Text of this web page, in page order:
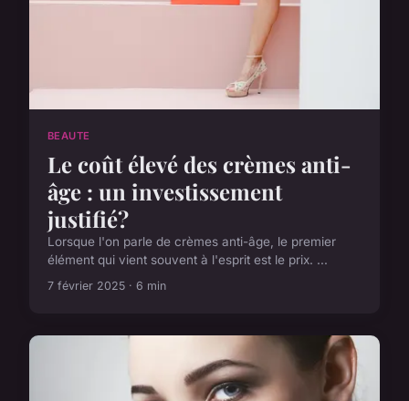
BEAUTE
Le coût élevé des crèmes anti-
âge : un investissement
justifié?
Lorsque l'on parle de crèmes anti-âge, le premier
élément qui vient souvent à l'esprit est le prix. ...
7 février 2025 · 6 min